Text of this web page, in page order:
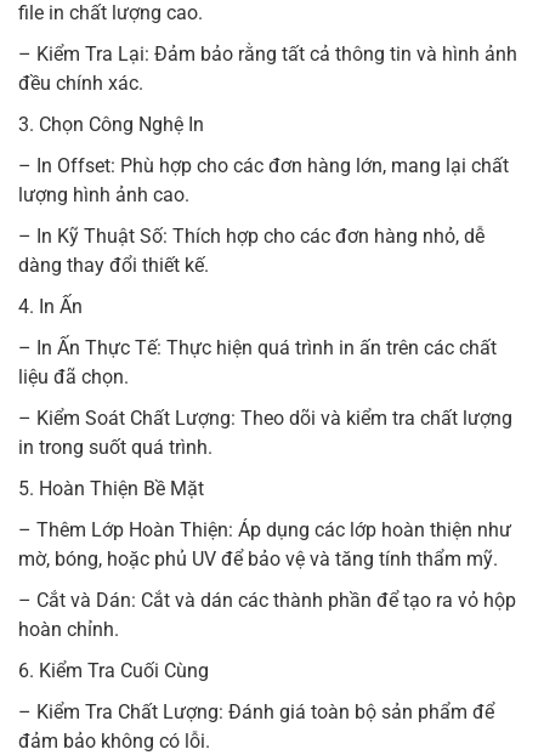
file in chất lượng cao.
– Kiểm Tra Lại: Đảm bảo rằng tất cả thông tin và hình ảnh
đều chính xác.
3. Chọn Công Nghệ In
– In Offset: Phù hợp cho các đơn hàng lớn, mang lại chất
lượng hình ảnh cao.
– In Kỹ Thuật Số: Thích hợp cho các đơn hàng nhỏ, dễ
dàng thay đổi thiết kế.
4. In Ấn
– In Ấn Thực Tế: Thực hiện quá trình in ấn trên các chất
liệu đã chọn.
– Kiểm Soát Chất Lượng: Theo dõi và kiểm tra chất lượng
in trong suốt quá trình.
5. Hoàn Thiện Bề Mặt
– Thêm Lớp Hoàn Thiện: Áp dụng các lớp hoàn thiện như
mờ, bóng, hoặc phủ UV để bảo vệ và tăng tính thẩm mỹ.
– Cắt và Dán: Cắt và dán các thành phần để tạo ra vỏ hộp
hoàn chỉnh.
6. Kiểm Tra Cuối Cùng
– Kiểm Tra Chất Lượng: Đánh giá toàn bộ sản phẩm để
đảm bảo không có lỗi.